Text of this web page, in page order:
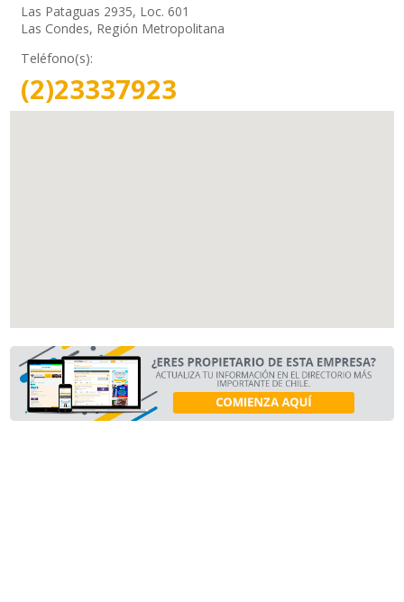
Las Pataguas 2935, Loc. 601
Las Condes, Región Metropolitana
Teléfono(s):
(2)23337923